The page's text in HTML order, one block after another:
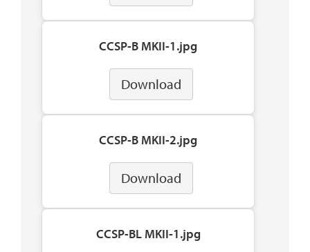
CCSP-B MKII-1.jpg
Download
CCSP-B MKII-2.jpg
Download
CCSP-BL MKII-1.jpg